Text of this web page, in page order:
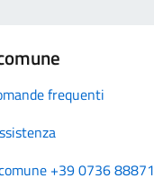
frequenti
+39 0736 88871